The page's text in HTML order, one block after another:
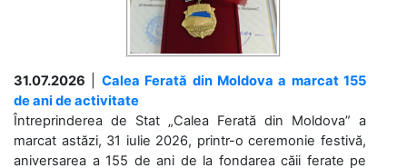
31.07.2026
Calea Ferată din Moldova a marcat 155
de ani de activitate
Întreprinderea de Stat „Calea Ferată din Moldova” a
marcat astăzi, 31 iulie 2026, printr-o ceremonie festivă,
aniversarea a 155 de ani de la fondarea căii ferate pe